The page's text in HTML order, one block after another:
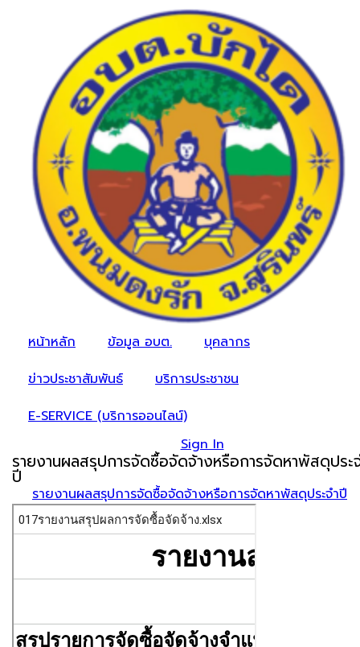
หน้าหลัก ข้อมูล อบต.
บุคลากร
ข่าวประชาสัมพันธ์
บริการประชาชน
E-SERVICE (บริการออนไลน์)
Sign In
รายงานผลสรุปการจัดซื้อจัดจ้างหรือการจัดหาพัสดุประ
ปี
รายงานผลสรุปการจัดซื้อจัดจ้างหรือการจัดหาพัสดุประจำปี